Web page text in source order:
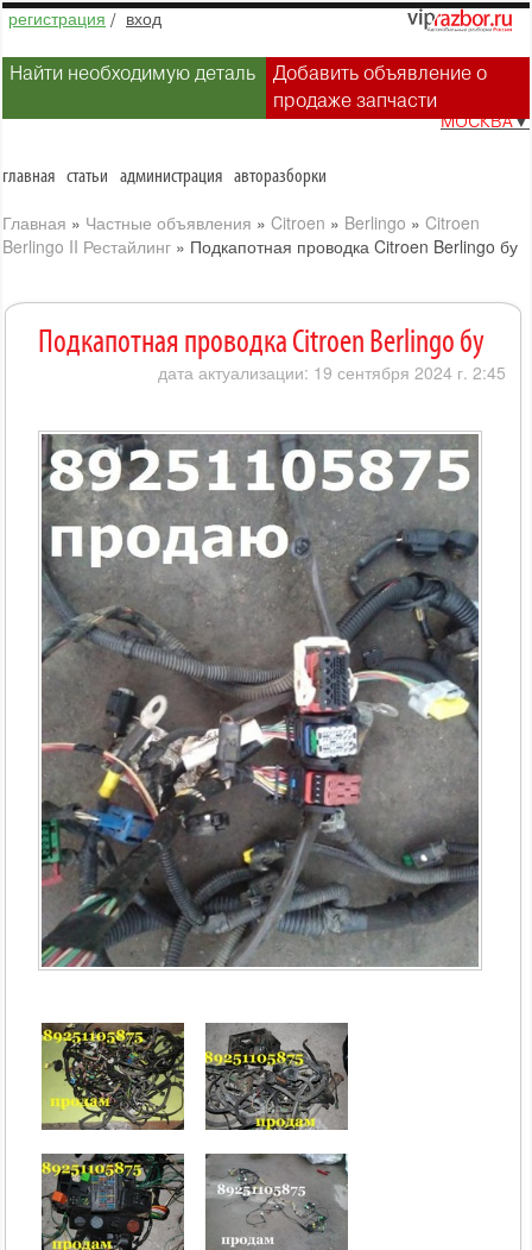
регистрация / вход
Найти необходимую деталь
Добавить объявление о
продаже запчасти
МОСКВА▼
главная статьи администрация авторазборки
Главная » Частные объявления » Citroen » Berlingo » Citroen
Berlingo II Рестайлинг » Подкапотная проводка Citroen Berlingo бу
Подкапотная проводка Citroen Berlingo бу
дата актуализации: 19 сентября 2024 г. 2:45